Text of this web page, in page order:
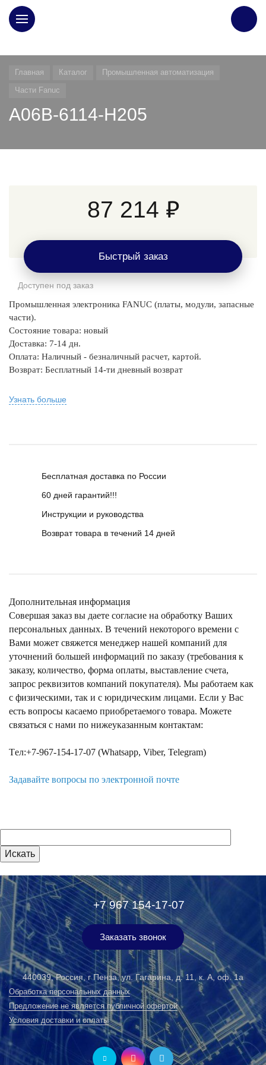
Главная Каталог
Промышленная автоматизация
Части Fanuc
A06B-6114-H205
Доступен под заказ
Промышленная электроника FANUC (платы, модули, запасные
части).
Состояние товара: новый
Доставка: 7-14 дн.
Оплата: Наличный - безналичный расчет, картой.
Возврат: Бесплатный 14-ти дневный возврат
Узнать больше
87 214 ₽
Быстрый заказ
Бесплатная доставка по России
60 дней гарантий!!!
Инструкции и руководства
Возврат товара в течений 14 дней
Дополнительная информация
Совершая заказ вы даете согласие на обработку Ваших
персональных данных. В течений некоторого времени с
Вами может свяжется менеджер нашей компаний для
уточнений большей информаций по заказу (требования к
заказу, количество, форма оплаты, выставление счета,
запрос реквизитов компаний покупателя). Мы работаем как
с физическими, так и с юридическим лицами. Если у Вас
есть вопросы касаемо приобретаемого товара. Можете
связаться с нами по нижеуказанным контактам:
Tел:+7-967-154-17-07 (Whatsapp, Viber, Telegram)
Задавайте вопросы по электронной почте
+7 967 154-17-07
Заказать звонок
440039, Россия, г Пенза, ул. Гагарина, д. 11, к. А, оф. 1а
Обработка персональных данных
Предложение не является публичной офертой
Условия доставки и оплаты